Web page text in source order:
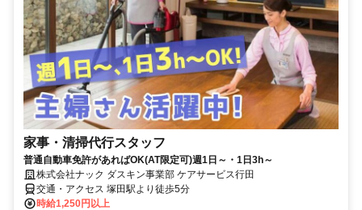
家事・清掃代行スタッフ
普通自動車免許があればOK(AT限定可)週1日～・1日3h～
株式会社ナック ダスキン事業部 ケアサービス行田
交通・アクセス 塚田駅より徒歩5分
時給1,250円以上